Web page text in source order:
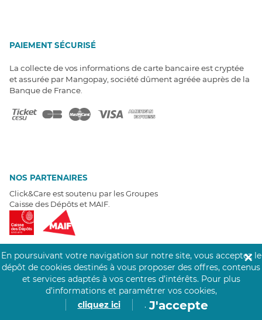
PAIEMENT SÉCURISÉ
La collecte de vos informations de carte bancaire est cryptée
et assurée par Mangopay, société dûment agréée auprès de la
Banque de France.
NOS PARTENAIRES
Click&Care est soutenu par les Groupes
Caisse des Dépôts et MAIF.
EXPERTS À VOTRE ÉCOUTE
Un besoin de recrutement ? Click&Care vous accompagne par
Être rappelé aujourd'hui
En poursuivant votre navigation sur notre site, vous acceptez le
dépôt de cookies destinés à vous proposer des offres, contenus
et services adaptés à vos centres d’intérêts. Pour plus
d’informations et paramétrer vos cookies,
cliquez ici
. J'accepte
✕